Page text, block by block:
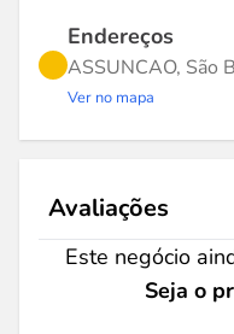
Endereços
ASSUNCAO, São
Ver no mapa
Avaliações
Este negócio
Seja o